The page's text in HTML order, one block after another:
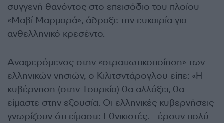
συγγενή θανόντος στο επεισόδιο του πλοίου
«Μαβί Μαρμαρά», άδραξε την ευκαιρία για
ανθελληνικό κρεσέντο.
Αναφερόμενος στην «στρατιωτικοποίηση» των
ελληνικών νησιών, ο Κιλιτσντάρογλου είπε: «Η
κυβέρνηση (στην Τουρκία) θα αλλάξει, θα
είμαστε στην εξουσία. Οι ελληνικές κυβερνήσεις
γνωρίζουν ότι είμαστε Εθνικιστές. Ξέρουν πολύ